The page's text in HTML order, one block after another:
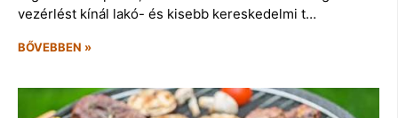
vezérlést kínál lakó- és kisebb kereskedelmi t…
BŐVEBBEN »